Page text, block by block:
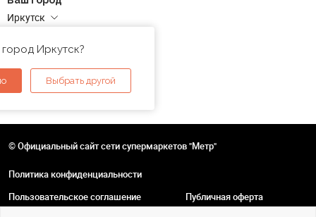
Иркутск
Иркутск?
Выбрать другой
© Официальный сайт сети супермаркетов "Метр"
Политика конфиденциальности
Пользовательское соглашение
Публичная оферта